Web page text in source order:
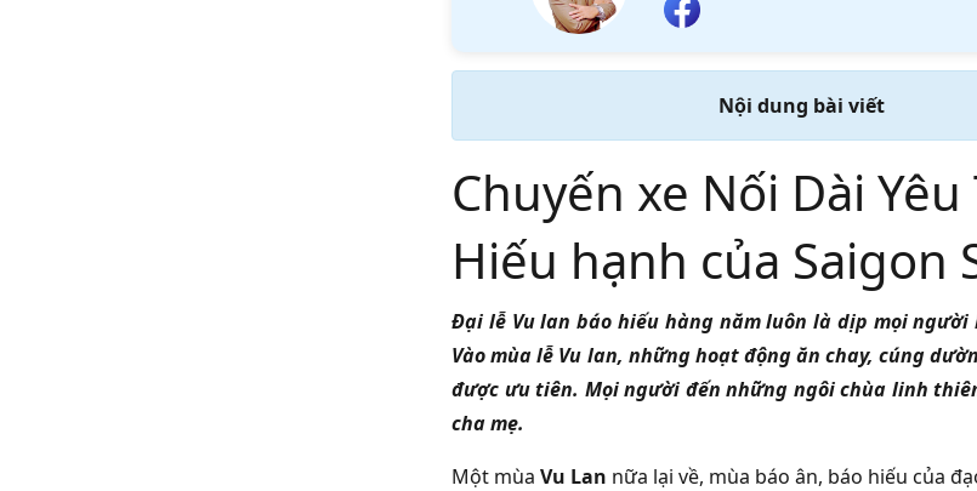
Nội dung bài viết
Chuyến xe Nối Dài
Hiếu hạnh của Saigon
Đại lễ Vu lan báo hiếu hàng năm luôn là dịp mọi
Vào mùa lễ Vu lan, những hoạt động ăn chay, cúng
được ưu tiên. Mọi người đến những ngôi chùa linh
cha mẹ.
Một mùa Vu Lan nữa lại về, mùa báo ân, báo hiếu của